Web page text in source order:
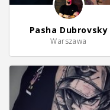
Pasha Dubrovsky
Warszawa